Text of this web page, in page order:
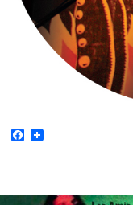
Facebook